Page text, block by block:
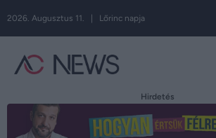
2026. Augusztus 11. | Lőrinc napja
Hirdetés